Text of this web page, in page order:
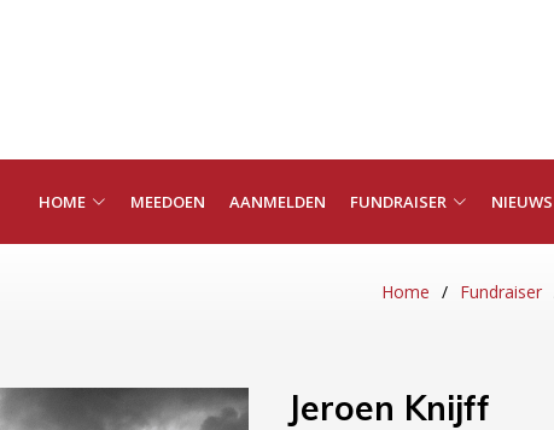
HOME MEEDOEN AANMELDEN FUNDRAISER NIEUWS
Home Fundraiser
Jeroen Knijff